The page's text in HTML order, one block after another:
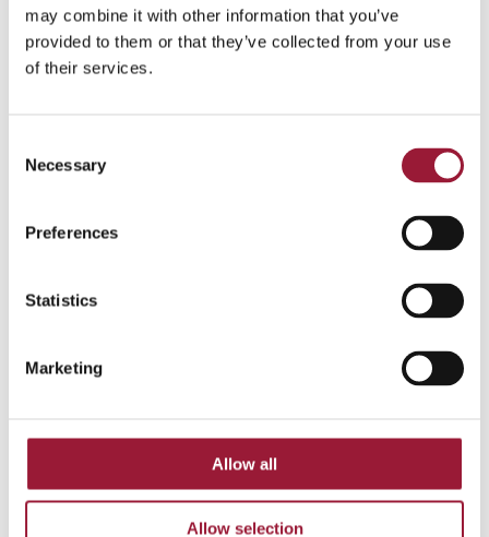
may combine it with other information that you’ve
provided to them or that they’ve collected from your use
of their services.
Selection
Necessary
Preferences
Statistics
Marketing
Allow all
Allow selection
Vīķe-Freiberga（ヴァイラ・ヴィーチ
ェ＝フレイベルガ）も、ラトビア人にと
ってダイナは文学的伝統を超えた存在で
ビア人を特徴づける重要な要素の一つと
な文化遺産について世界にさらに知って